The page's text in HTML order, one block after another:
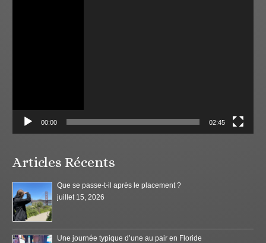
00:00 02:45
Articles Récents
Que se passe-t-il après le placement ?
juillet 15, 2026
Une journée typique d’une au pair en Floride